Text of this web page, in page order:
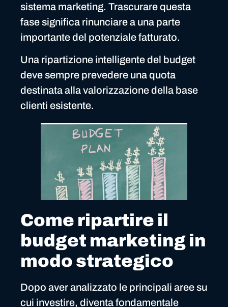
sistema marketing. Trascurare questa
fase significa rinunciare a una parte
importante del potenziale fatturato.
Una ripartizione intelligente del budget
deve sempre prevedere una quota
destinata alla valorizzazione della base
clienti esistente.
Come ripartire il
budget marketing in
modo strategico
Dopo aver analizzato le principali aree su
cui investire, diventa fondamentale